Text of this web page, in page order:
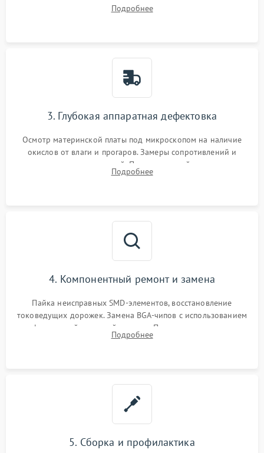
высохшей термопасты с кристаллов чипов.
Подробнее
3. Глубокая аппаратная дефектовка
Осмотр материнской платы под микроскопом на наличие
окислов от влаги и прогаров. Замеры сопротивлений и
дежурных напряжений. Проверка цепей питания,
мультиконтроллера, процессора и видеочипа.
Подробнее
4. Компонентный ремонт и замена
Пайка неисправных SMD-элементов, восстановление
токоведущих дорожек. Замена BGA-чипов с использованием
инфракрасной паяльной станции. Прошивка микросхемы
BIOS или замена поврежденных портов USB
Подробнее
5. Сборка и профилактика